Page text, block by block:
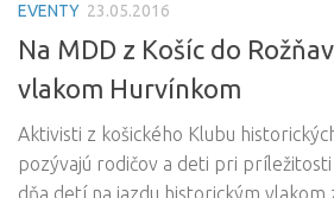
EVENTY 23.05.2016
Na MDD z Košíc do
vlakom Hurvínkom
Aktivisti z košického Klubu
pozývajú rodičov a deti pri
dňa detí na jazdu historickým vlakom